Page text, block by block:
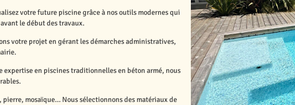
votre future piscine grâce à nos outils modernes qui
le début des travaux.
votre projet en gérant les démarches administratives,
expertise en piscines traditionnelles en béton armé, nous
mosaïque… Nous sélectionnons des matériaux de